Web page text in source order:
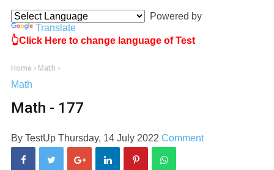
Powered by
Translate
👆Click Here to change language of Test
Home › Math ›
Math
Math - 177
By TestUp Thursday, 14 July 2022 Comment